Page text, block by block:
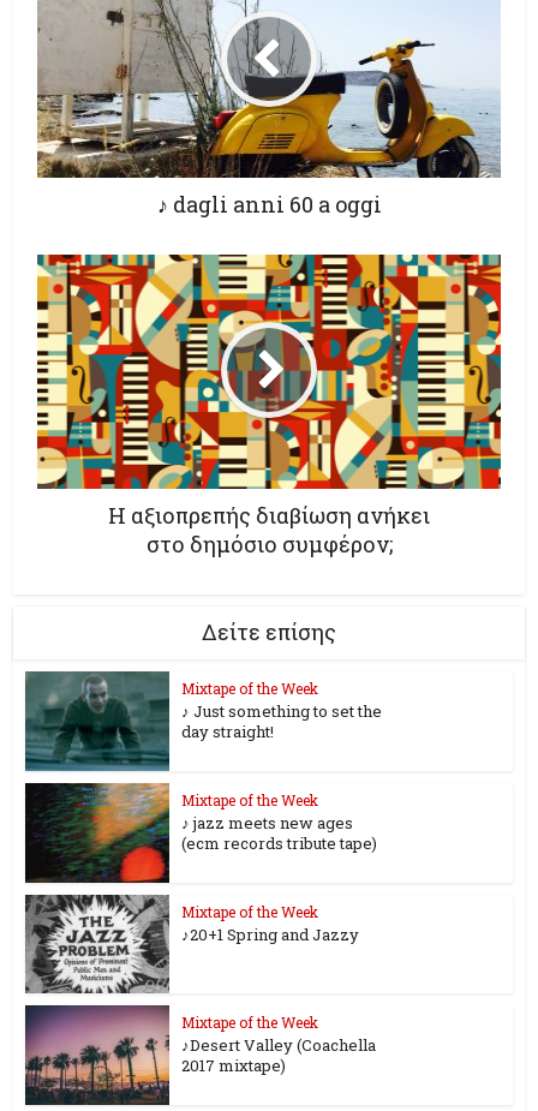
♪ dagli anni 60 a oggi
Η αξιοπρεπής διαβίωση ανήκει
στο δημόσιο συμφέρον;
Δείτε επίσης
Mixtape of the Week
♪ Just something to set the
day straight!
Mixtape of the Week
♪ jazz meets new ages
(ecm records tribute tape)
Mixtape of the Week
♪20+1 Spring and Jazzy
Mixtape of the Week
♪Desert Valley (Coachella
2017 mixtape)